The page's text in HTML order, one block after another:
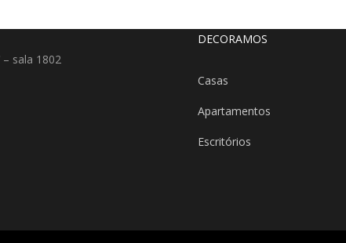
sala 1802
DECORAMOS
Casas
Apartamentos
Escritórios